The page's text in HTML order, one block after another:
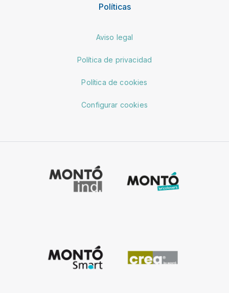
Políticas
Aviso legal
Política de privacidad
Política de cookies
Configurar cookies